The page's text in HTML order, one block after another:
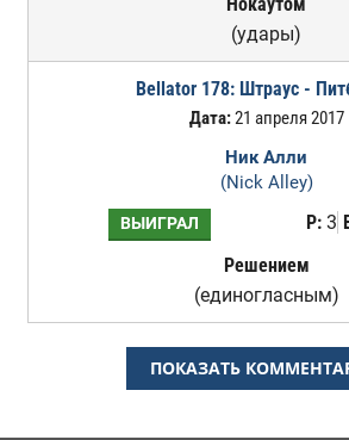
(удары)
Bellator 178: Штраус -
Дата:21 апреля 2017
Ник Алли
(Nick Alley)
ВЫИГРАЛ Р:3
Решением
(единогласным)
ПОКАЗАТЬ